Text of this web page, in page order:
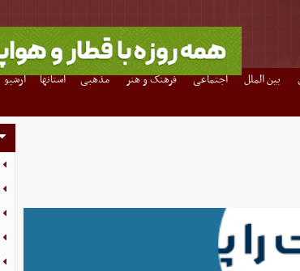
بین الملل اجتماعی فرهنگ و هنر مذهبی استانها آرشیو